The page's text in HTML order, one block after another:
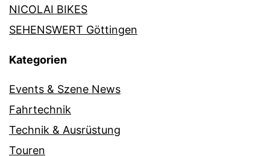
NICOLAI BIKES
SEHENSWERT Göttingen
Kategorien
Events & Szene News
Fahrtechnik
Technik & Ausrüstung
Touren